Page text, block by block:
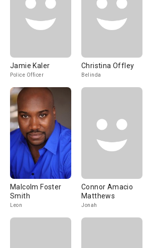
Jamie Kaler
Police Officer
Christina Offley
Belinda
Malcolm Foster
Smith
Leon
Connor Amacio
Matthews
Jonah